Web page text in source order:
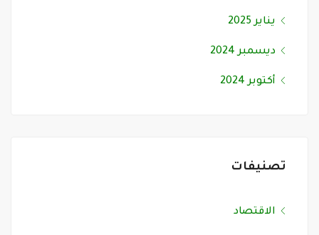
يناير 2025
ديسمبر 2024
أكتوبر 2024
تصنيفات
الاقتصاد